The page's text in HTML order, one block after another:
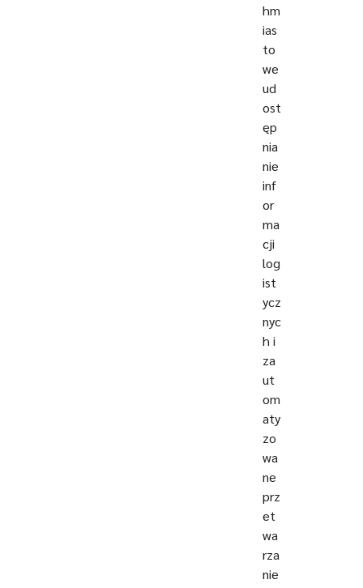
hm
ias
to
we
ud
ost
ęp
nia
nie
inf
or
ma
cji
log
ist
ycz
nyc
h i
za
ut
om
aty
zo
wa
ne
prz
et
wa
rza
nie